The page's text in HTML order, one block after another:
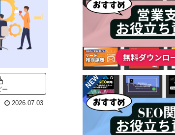
ー
2026.07.03